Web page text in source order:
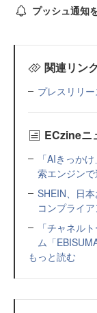
プッシュ通知
関連リンク
プレスリリー
ECzineニ
「AIきっか
索エンジン
SHEIN、日
コンプライ
「チャネル
ム「
もっと読む